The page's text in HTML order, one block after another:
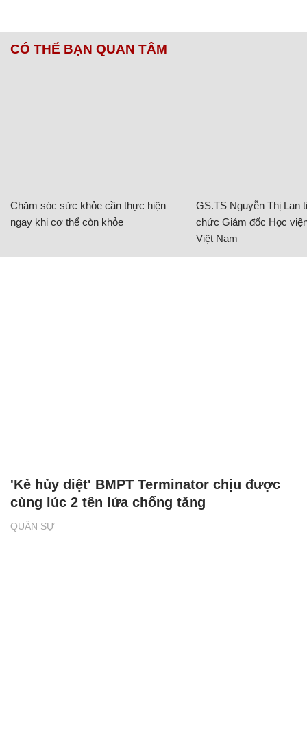
CÓ THỂ BẠN QUAN TÂM
Chăm sóc sức khỏe cần thực hiện
ngay khi cơ thể còn khỏe
GS.TS Nguyễn Thị Lan
chức Giám đốc Học
Việt Nam
QUÂN SỰ
'Kẻ hủy diệt' BMPT Terminator chịu được
cùng lúc 2 tên lửa chống tăng